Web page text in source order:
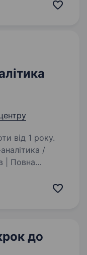
від 1 року.
| Повна
до